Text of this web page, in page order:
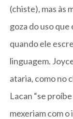
(chiste), mas às
goza do uso
quando ele
linguagem.
ataria, como no
Lacan “se
mexeriam com